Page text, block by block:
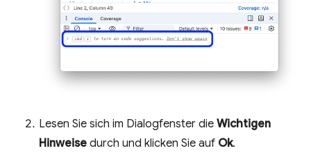
Lesen Sie sich im Dialogfenster die Wichtigen
Hinweise durch und klicken Sie auf Ok.